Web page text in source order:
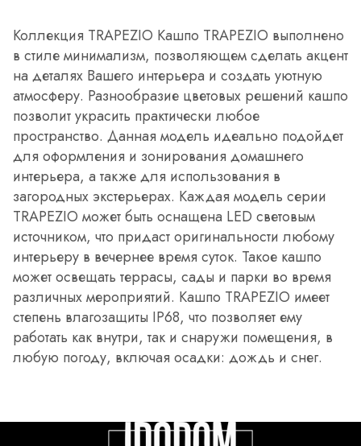
Коллекция TRAPEZIO Кашпо TRAPEZIO выполнено
в стиле минимализм, позволяющем сделать акцент
на деталях Вашего интерьера и создать уютную
атмосферу. Разнообразие цветовых решений кашпо
позволит украсить практически любое
пространство. Данная модель идеально подойдет
для оформления и зонирования домашнего
интерьера, а также для использования в
загородных экстерьерах. Каждая модель серии
TRAPEZIO может быть оснащена LED световым
источником, что придаст оригинальности любому
интерьеру в вечернее время суток. Такое кашпо
может освещать террасы, сады и парки во время
различных мероприятий. Кашпо TRAPEZIO имеет
степень влагозащиты IP68, что позволяет ему
работать как внутри, так и снаружи помещения, в
любую погоду, включая осадки: дождь и снег.